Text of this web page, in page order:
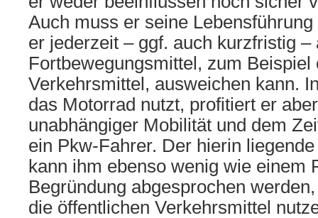
Auch muss er seine
er jederzeit – ggf. auch kurzfristig –
Fortbewegungsmittel, zum Beispiel
Verkehrsmittel, ausweichen kann.
das Motorrad nutzt, profitiert er
unabhängiger Mobilität und dem
ein Pkw-Fahrer. Der hierin
kann ihm ebenso wenig wie einem
Begründung abgesprochen
die öffentlichen Verkehrsmittel